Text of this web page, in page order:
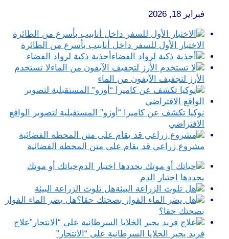
فبراير 18, 2026
الاختبار الأول للسفر داخل أنابيب بأسرع من الطائرة
أحذية ذكية لرواد الفضاء
لا تستخدم
الأرز لتجفيف الآيفون من الماء
نوكيا تكشف عن كاميرا “أوزو” المستقبلية لتصوير الواقع
الافتراضي
مشروع زراعي قد يقام على متن المحطة الفضائية
حياتك أو موتك
يحددها اختبار الدم
هل تلوث الزراعة البيئة
هل يضر الماء الفوار
بصحتك حقا؟
علاج
فريد يجبر الخلايا السرطانية على “الانتحار”